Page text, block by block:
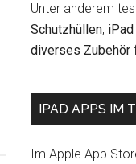
Unter anderem
Schutzhüllen,
diverses Zubehör
IPAD APPS IM
Im Apple App